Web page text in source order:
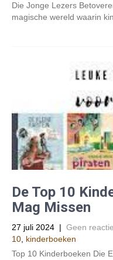
Die Jonge Lezers
magische wereld waarin
De Top 10
Mag Missen
27 juli 2024 | Geen
10 kinderboeken
Top 10 Kinderboeken Die